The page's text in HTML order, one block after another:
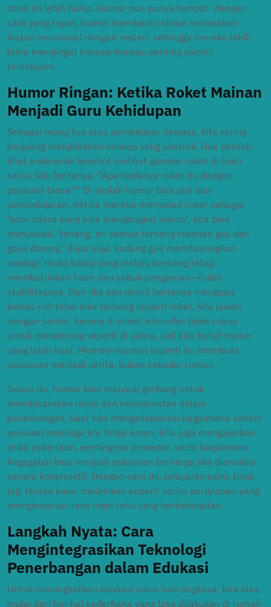
topik ini lebih hidup. Humor pun punya tempat: dengan
cara yang tepat, humor membantu siswa merasakan
ikatan emosional dengan materi, sehingga mereka lebih
lama mengingat konsep-konsep penting sambil
tersenyum.
Humor Ringan: Ketika Roket Mainan
Menjadi Guru Kehidupan
Sebagai orang tua atau pembelajar dewasa, kita sering
berjuang menjelaskan konsep yang abstrak. Gue pernah
lihat anak-anak berebut melihat gambar roket di buku
sains, lalu bertanya, “Apa bedanya roket itu dengan
pesawat biasa?” Di sinilah humor bisa jadi alat
pembelajaran. Ketika mereka menyebut roket sebagai
‘bom udara yang bisa mengangkat mimpi’, kita bisa
menjawab, ‘tenang, itu semua tentang tekanan gas dan
gaya dorong.’ Jujur saja, kadang gue membayangkan
analogi: mobil balap yang melaju kencang tetap
membutuhkan helm dan sabuk pengaman—itulah
stabilitasnya. Dan jika ada murid bertanya mengapa
kertas roti tidak bisa terbang seperti roket, kita jawab
dengan santai: karena di roket, atmosfer tidak cukup
untuk mendorong seperti di udara, jadi kita butuh mesin
yang lebih kuat. Momen-momen seperti itu membuat
pelajaran menjadi cerita, bukan sekadar rumus.
Selain itu, humor bisa menjadi gerbang untuk
membicarakan risiko dan keselamatan dalam
penerbangan. Saat kita mengeksplorasi bagaimana sistem
pesawat menjaga kru tetap aman, kita juga mengajarkan
etika pekerjaan, pentingnya prosedur, serta bagaimana
kegagalan bisa menjadi pelajaran berharga jika dianalisis
secara konstruktif. Dengan cara ini, pelajaran sains tidak
lagi terasa kaku, melainkan seperti cerita perjalanan yang
menginspirasi rasa ingin tahu yang berkelanjutan.
Langkah Nyata: Cara
Mengintegrasikan Teknologi
Penerbangan dalam Edukasi
Untuk meningkatkan edukasi sains luar angkasa, kita bisa
mulai dari hal-hal sederhana yang bisa dilakukan di rumah